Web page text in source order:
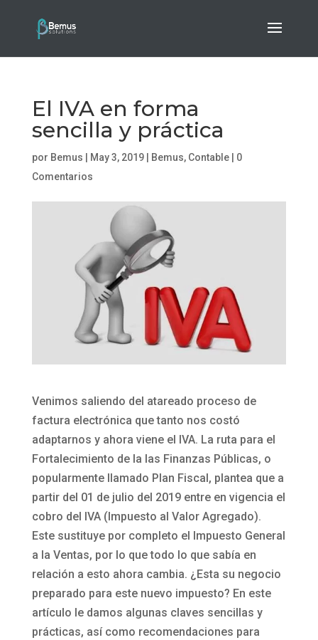
El IVA en forma
sencilla y práctica
por Bemus May 3, 2019| Bemus, Contable| 0
Comentarios
Venimos saliendo del atareado proceso de
factura electrónica que tanto nos costó
adaptarnos y ahora viene el IVA. La ruta para el
Fortalecimiento de la las Finanzas Públicas, o
popularmente llamado Plan Fiscal, plantea que a
partir del 01 de julio del 2019 entre en vigencia el
cobro del IVA (Impuesto al Valor Agregado).
Este sustituye por completo el Impuesto General
a la Ventas, por lo que todo lo que sabía en
relación a esto ahora cambia. ¿Esta su negocio
preparado para este nuevo impuesto? En este
artículo le damos algunas claves sencillas y
prácticas, así como recomendaciones para